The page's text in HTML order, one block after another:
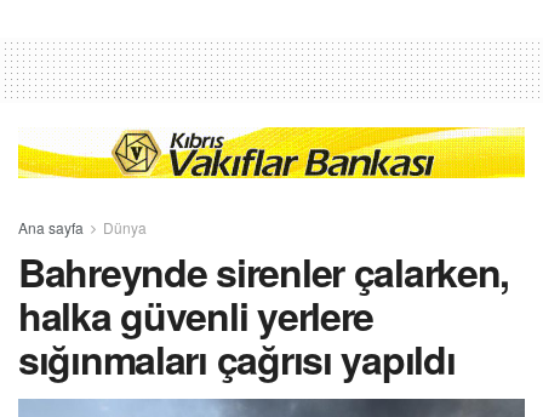
Ana sayfa Dünya
Bahreynde sirenler çalarken,
halka güvenli yerlere
sığınmaları çağrısı yapıldı